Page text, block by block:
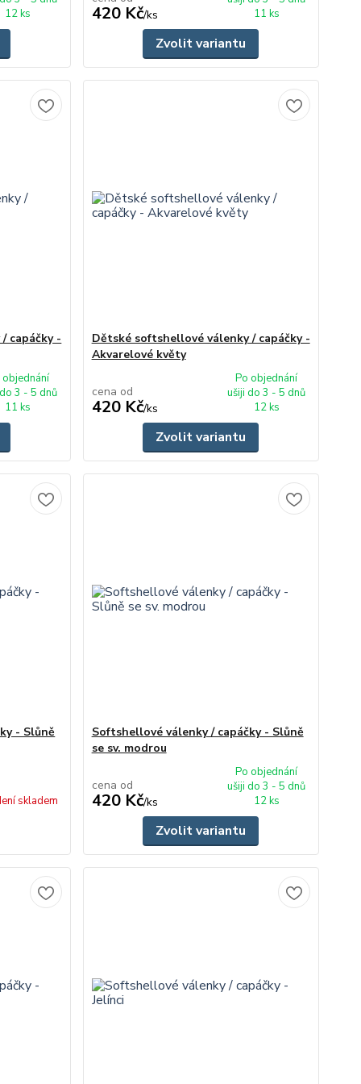
12 ks
420 Kč/ks
11 ks
Zvolit variantu
capáčky -
objednání
3 - 5 dnů
11 ks
Dětské softshellové válenky / capáčky -
Akvarelové květy
cena od
420 Kč/ks
Po objednání
ušiji do 3 - 5 dnů
12 ks
Zvolit variantu
- Slůně
skladem
Softshellové válenky / capáčky - Slůně
se sv. modrou
cena od
420 Kč/ks
Po objednání
ušiji do 3 - 5 dnů
12 ks
Zvolit variantu